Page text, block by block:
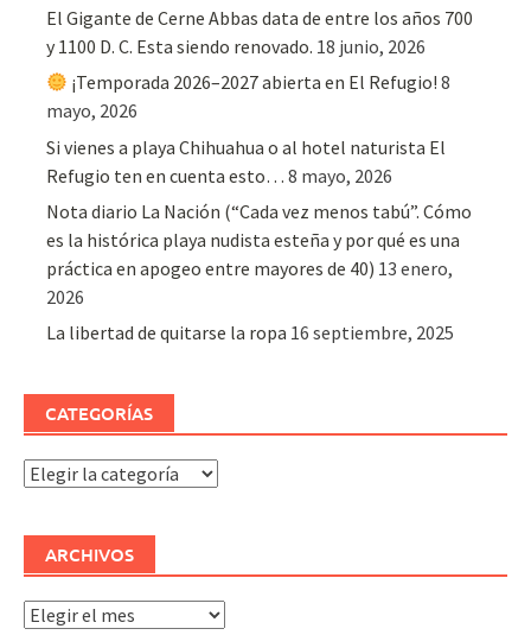
El Gigante de Cerne Abbas data de entre los años 700
y 1100 D. C. Esta siendo renovado. 18 junio, 2026
¡Temporada 2026–2027 abierta en El Refugio! 8
mayo, 2026
Si vienes a playa Chihuahua o al hotel naturista El
Refugio ten en cuenta esto… 8 mayo, 2026
Nota diario La Nación (“Cada vez menos tabú”. Cómo
es la histórica playa nudista esteña y por qué es una
práctica en apogeo entre mayores de 40) 13 enero,
2026
La libertad de quitarse la ropa 16 septiembre, 2025
CATEGORÍAS
Categorías
ARCHIVOS
Archivos